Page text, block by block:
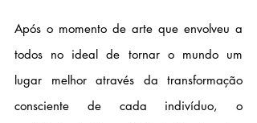
Após o momento de arte que envolveu a
todos no ideal de tornar o mundo um
lugar melhor através da transformação
consciente de cada indivíduo, o